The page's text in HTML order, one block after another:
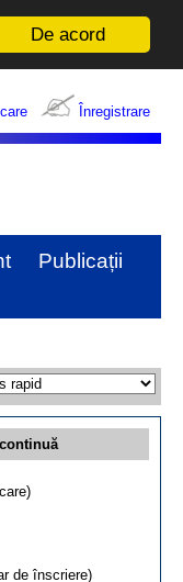
De acord
Înregistrare
Publicații
de înscriere)